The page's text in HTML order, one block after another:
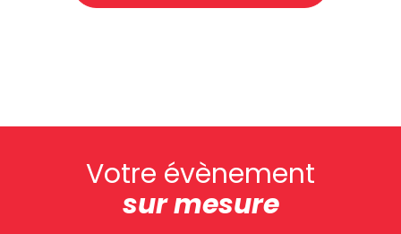
Votre évènement
sur mesure